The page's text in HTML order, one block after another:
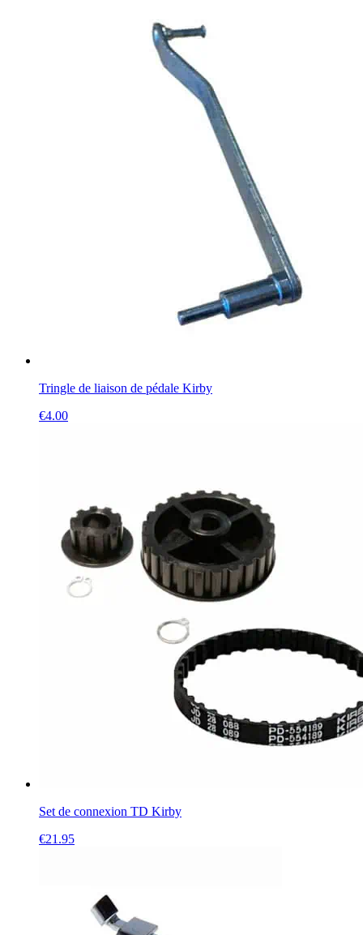
Tringle de liaison de pédale Kirby
€4.00
Set de connexion TD Kirby
€21.95